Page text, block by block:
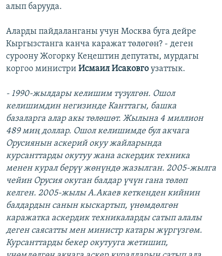
алып барууда.
Аларды пайдаланганы учун Москва буга дейре
Кыргызстанга канча каражат төлөгөн? - деген
суроону Жогорку Кеңештин депутаты, мурдагы
коргоо министри Исмаил Исаковго узаттык.
- 1990-жылдары келишим түзүлгөн. Ошол
келишимдин негизинде Канттагы, башка
базаларга алар акы төлөшөт. Жылына 4 миллион
489 миң доллар. Ошол келишимде бул акчага
Орусиянын аскерий окуу жайларында
курсанттарды окутуу жана аскердик техника
менен курал берүү жөнүндө жазылган. 2005-жылга
чейин Орусия окуган балдар үчүн гана төлөп
келген. 2005-жылы А.Акаев кеткенден кийнин
балдардын санын кыскартып, үнөмдөлгөн
каражатка аскердик техникаларды сатып алалы
деген саясатты мен министр катары жүргүзгөм.
Курсанттарды бекер окутууга жетишип,